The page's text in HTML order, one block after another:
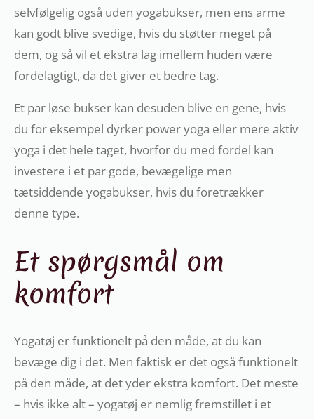
selvfølgelig også uden yogabukser, men ens arme
kan godt blive svedige, hvis du støtter meget på
dem, og så vil et ekstra lag imellem huden være
fordelagtigt, da det giver et bedre tag.
Et par løse bukser kan desuden blive en gene, hvis
du for eksempel dyrker power yoga eller mere aktiv
yoga i det hele taget, hvorfor du med fordel kan
investere i et par gode, bevægelige men
tætsiddende yogabukser, hvis du foretrækker
denne type.
Et spørgsmål om
komfort
Yogatøj er funktionelt på den måde, at du kan
bevæge dig i det. Men faktisk er det også funktionelt
på den måde, at det yder ekstra komfort. Det meste
– hvis ikke alt – yogatøj er nemlig fremstillet i et